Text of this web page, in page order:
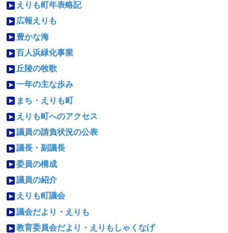
えりも町年表略記
広報えりも
豊かな海
百人浜緑化事業
丘陵の牧歌
一年の主な歩み
まち・えりも町
えりも町へのアクセス
議員の請負状況の公表
議長・副議長
委員の構成
議員の紹介
えりも町議会
議会だより・えりも
教育委員会だより・えりもしゃくなげ